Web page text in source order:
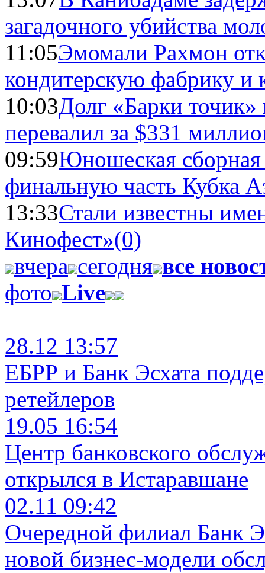
загадочного убийства
11:05Эмомали Рахмон
кондитерскую фабрику и
10:03Долг «Барки
перевалил за $331
09:59Юношеская
финальную часть Кубка
13:33Стали известны
Кинофест»(0)
вчера сегодня все
фото Live
28.12 13:57
ЕБРР и Банк Эсхата
ретейлеров
19.05 16:54
Центр банковского
открылся в Истаравшане
02.11 09:42
Очередной филиал Банк
новой бизнес-модели